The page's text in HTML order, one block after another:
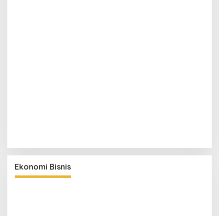
Ekonomi Bisnis